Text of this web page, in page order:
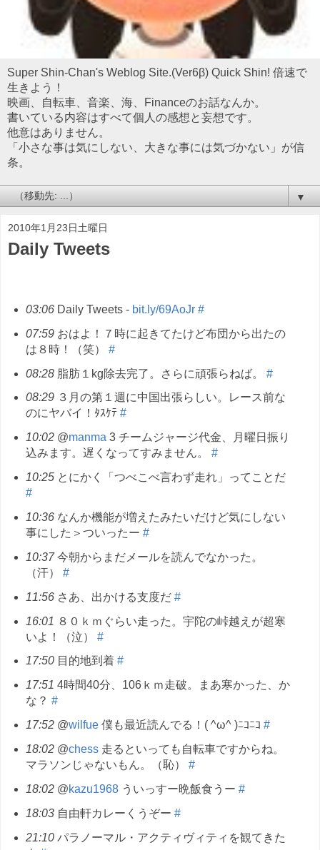
Super Shin-Chan's Weblog Site.(Ver6β) Quick Shin! 倍速で
生きよう！
映画、自転車、音楽、海、Financeのお話なんか。
書いている内容はすべて個人の感想と妄想です。
他意はありません。
「小さな事は気にしない、大きな事には気づかない」が信
条。
▼
2010年1月23日土曜日
Daily Tweets
03:06Daily Tweets - bit.ly/69AoJr #
07:59おはよ！７時に起きてたけど布団から出たの
は８時！（笑） #
08:28脂肪１kg除去完了。さらに頑張らねば。 #
08:29３月の第１週に中国出張らしい。レース前な
のにヤバイ！ﾀｽｹﾃ #
10:02@manma 3 チームジャージ代金、月曜日振り
込みます。遅くなってすみません。 #
10:25とにかく「つべこべ言わず走れ」ってことだ
#
10:36なんか機能が増えたみたいだけど気にしない
事にした＞ついったー #
10:37今朝からまだメールを読んでなかった。
（汗） #
11:56さあ、出かける支度だ #
16:01 ８０ｋｍぐらい走った。宇陀の峠越えが超寒
いよ！（泣） #
17:50目的地到着 #
17:51 4時間40分、106ｋｍ走破。まあ寒かった、か
な？ #
17:52@wilfue僕も最近読んでる！( ^ω^ )ﾆｺﾆｺ #
18:02@chess走るといっても自転車ですからね。
マラソンじゃないもん。（恥） #
18:02@kazu1968ういっすー晩飯食うー #
18:03自由軒カレーくうぞー #
21:10パラノーマル・アクティヴィティを観てきた